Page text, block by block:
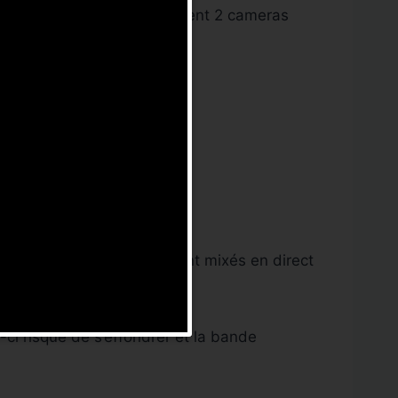
necessaire. Généralement 2 cameras
les images et le son sont mixés en direct
même des reserves.
risque de s’éffondrer et la bande